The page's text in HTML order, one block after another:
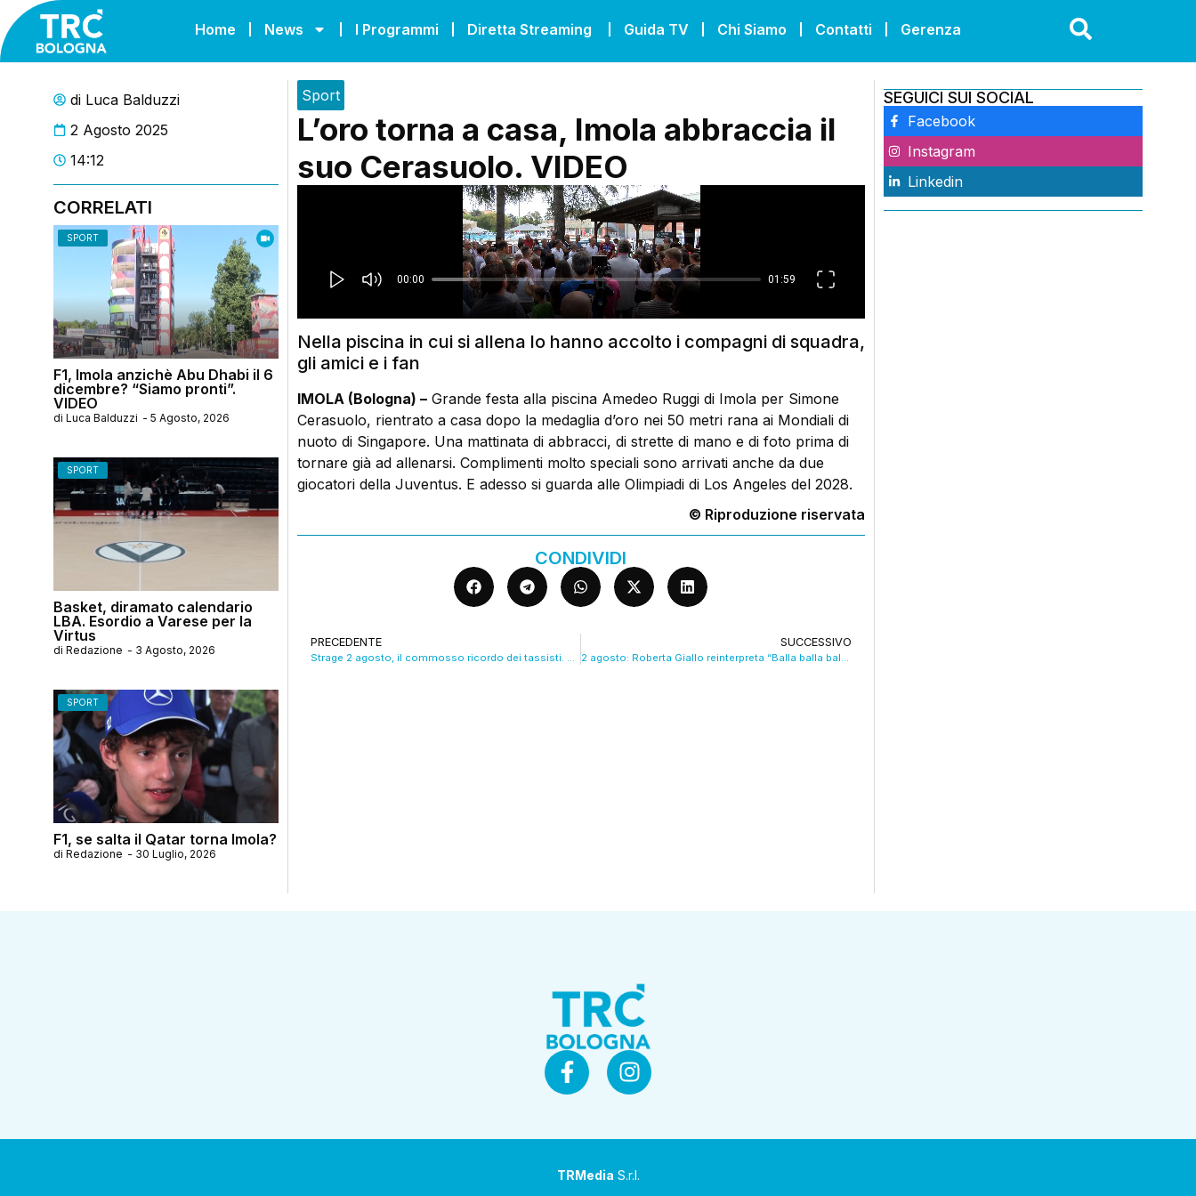
Home News I Programmi Diretta Streaming Guida TV Chi Siamo Contatti Gerenza
di Luca Balduzzi
2 Agosto 2025
14:12
CORRELATI
SPORT
F1, Imola anzichè Abu Dhabi il 6
dicembre? “Siamo pronti”.
VIDEO
di Luca Balduzzi - 5 Agosto, 2026
SPORT
Basket, diramato calendario
LBA. Esordio a Varese per la
Virtus
di Redazione - 3 Agosto, 2026
SPORT
F1, se salta il Qatar torna Imola?
di Redazione - 30 Luglio, 2026
Sport
L’oro torna a casa, Imola abbraccia il
suo Cerasuolo. VIDEO
Nella piscina in cui si allena lo hanno accolto i compagni di squadra,
gli amici e i fan
IMOLA (Bologna) –Grande festa alla piscina Amedeo Ruggi di Imola per Simone
Cerasuolo, rientrato a casa dopo la medaglia d’oro nei 50 metri rana ai Mondiali di
nuoto di Singapore. Una mattinata di abbracci, di strette di mano e di foto prima di
tornare già ad allenarsi. Complimenti molto speciali sono arrivati anche da due
giocatori della Juventus. E adesso si guarda alle Olimpiadi di Los Angeles del 2028.
© Riproduzione riservata
CONDIVIDI
PRECEDENTE
Strage 2 agosto, il commosso ricordo dei tassisti. VIDEO
SUCCESSIVO
2 agosto: Roberta Giallo reinterpreta “Balla balla ballerino” per il 45esimo anniversario. VIDEO
SEGUICI SUI SOCIAL
Facebook
Instagram
Linkedin
TRMedia S.r.l.